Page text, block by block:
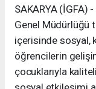
SAKARYA (İGFA)
Genel Müdürlüğü
içerisinde sosyal,
öğrencilerin
çocuklarıyla